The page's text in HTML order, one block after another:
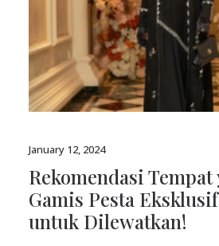
January 12, 2024
Rekomendasi Tempat
Gamis Pesta
untuk Dilewatkan!